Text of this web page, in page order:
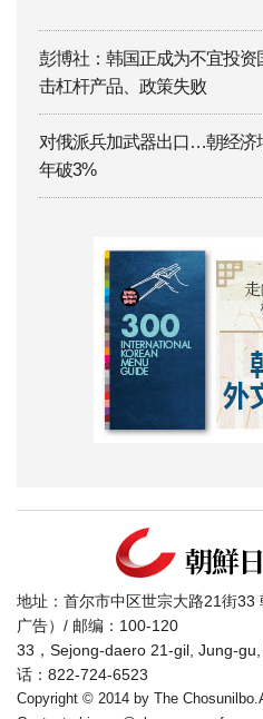
彭博社：韩国正成为不宜投
击杠杆产品、政策失败
对俄派兵加武器出口…朝经济
年破3%
地址：首尔市中区世宗大路21街33
广告）/ 邮编：100-120
33，Sejong-daero 21-gil, Jung-
话：822-724-6523
Copyright © 2014 by The